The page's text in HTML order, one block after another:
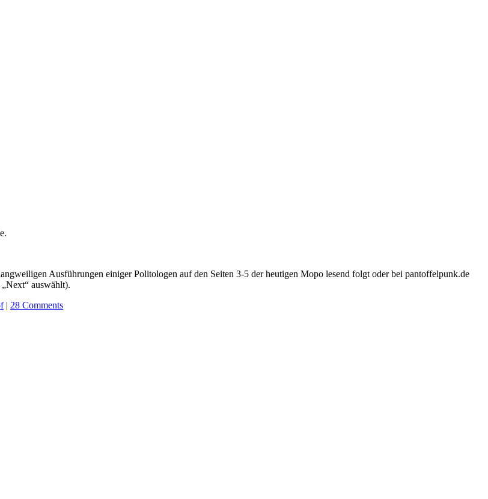
Ausführungen einiger Politologen auf den Seiten 3-5 der heutigen Mopo lesend folgt oder bei pantoffelpunk.de
auswählt).
28 Comments